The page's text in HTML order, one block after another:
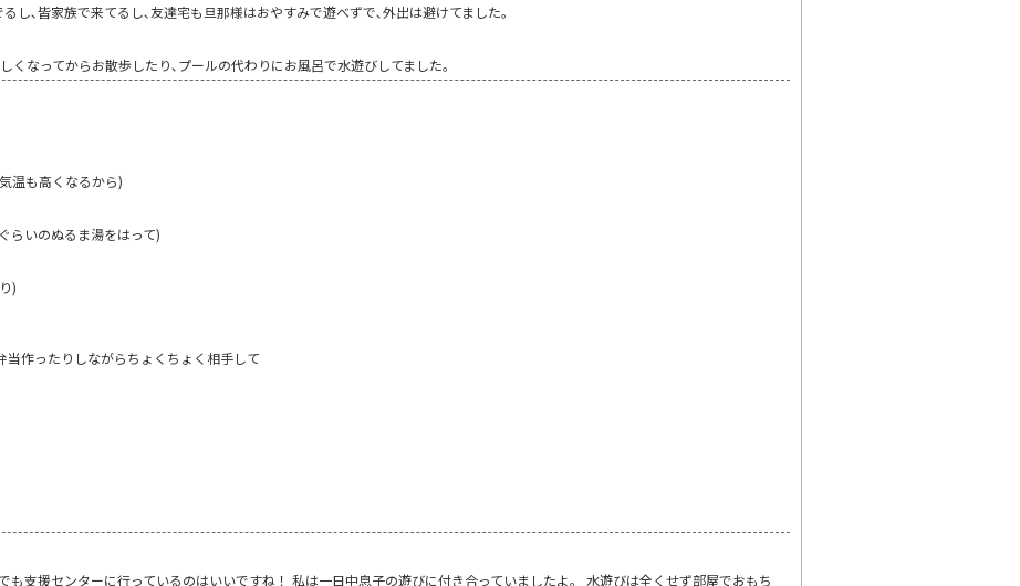
し､皆家族で来てるし､友達宅も旦那様はおやすみで遊べずで､外出は避けてました｡
くなってからお散歩したり､プールの代わりにお風呂で水遊びしてました｡
温も高くなるから)
らいのぬるま湯をはって)
)
当作ったりしながらちょくちょく相手して
も支援センターに行っているのはいいですね！ 私は一日中息子の遊びに付き合っていましたよ。 水遊びは全くせず部屋でおもち